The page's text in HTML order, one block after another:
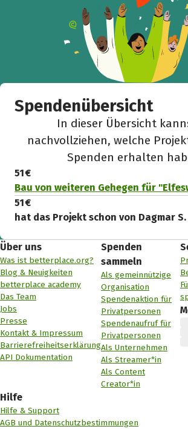
Spendenübersicht
In dieser Übersicht
nachvollziehen, welche
Spenden erhalten
51 €
Bau von weiteren Gehegen für
51 €
hat das Projekt schon von Dagmar
Über uns
Was ist betterplace.org?
Blog & Neuigkeiten
betterplace academy
Das Team
Jobs
Presse
Kontakt & Impressum
Barrierefreiheitserklärung
API Dokumentation
Spenden
sammeln
Als gemeinnützige
Organisation
Spendenaktion für
Privatpersonen
Spendenaufruf für
Privatpersonen
Als Unternehmen
Als Streamer*in
Als Content
Creator*in
Hilfe
Hilfe & Support
AGB und Datenschutzbestimmungen